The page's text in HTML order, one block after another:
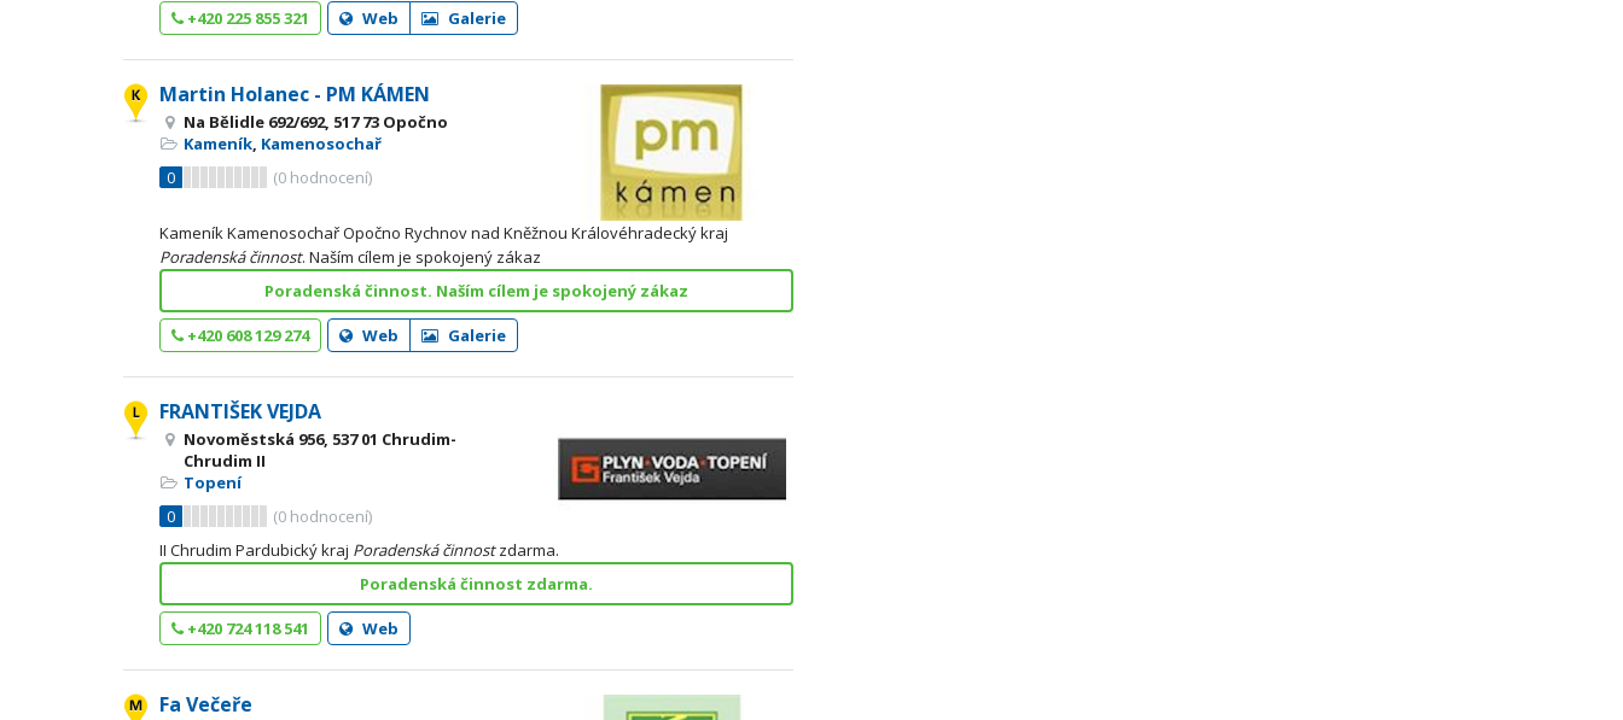
+420 225 855 321 Web Galerie
Martin Holanec - PM KÁMEN
Na Bělidle 692/692, 517 73 Opočno
Kameník, Kamenosochař
0
(0 hodnocení)
Kameník Kamenosochař Opočno Rychnov nad Kněžnou Královéhradecký kraj
Poradenská činnost. Naším cílem je spokojený zákaz
Poradenská činnost. Naším cílem je spokojený zákaz
+420 608 129 274 Web Galerie
FRANTIŠEK VEJDA
Novoměstská 956, 537 01 Chrudim-
Chrudim II
Topení
0
(0 hodnocení)
II Chrudim Pardubický kraj Poradenská činnostzdarma.
Poradenská činnost zdarma.
+420 724 118 541 Web
Fa Večeře